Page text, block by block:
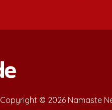
Copyright © 2026 Namaste